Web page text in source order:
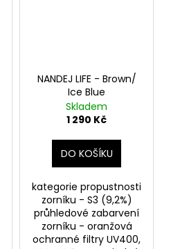
NANDEJ LIFE - Brown/
Ice Blue
Skladem
1 290 Kč
DO KOŠÍKU
kategorie propustnosti
zorníku - S3 (9,2%)
průhledové zabarvení
zorníku - oranžová
ochranné filtry UV400,